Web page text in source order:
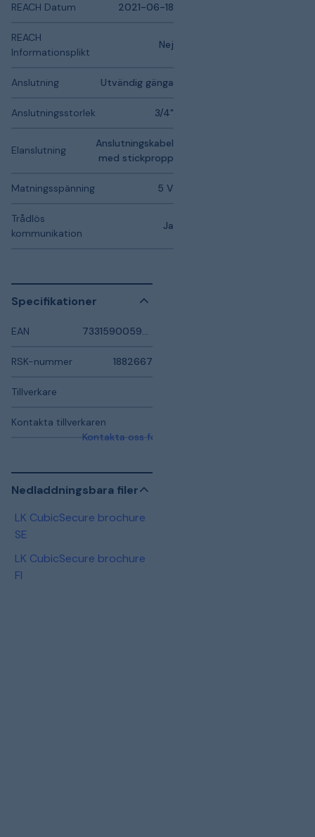
REACH Datum 2021-06-18
REACH
Informationsplikt
Nej
Anslutning Utvändig gänga
Anslutningsstorlek 3/4"
Elanslutning
Anslutningskabel
med stickpropp
Matningsspänning 5 V
Trådlös
kommunikation
Ja
Specifikationer
EAN 7331590059523
RSK-nummer 1882667
Tillverkare
Kontakta tillverkaren
Kontakta oss för mer information
Nedladdningsbara filer
LK CubicSecure brochure
SE
LK CubicSecure brochure
FI